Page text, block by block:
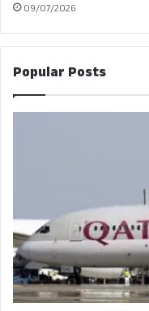
09/07/2026
Popular Posts